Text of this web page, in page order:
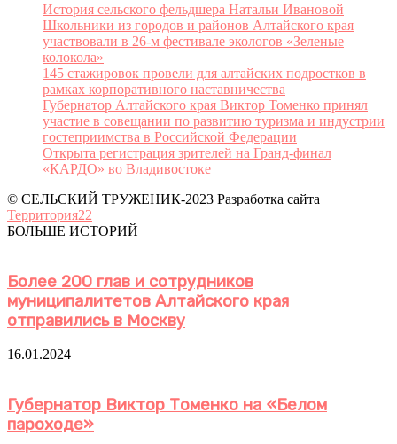
История сельского фельдшера Натальи Ивановой
Школьники из городов и районов Алтайского края
участвовали в 26-м фестивале экологов «Зеленые
колокола»
145 стажировок провели для алтайских подростков в
рамках корпоративного наставничества
Губернатор Алтайского края Виктор Томенко принял
участие в совещании по развитию туризма и индустрии
гостеприимства в Российской Федерации
Открыта регистрация зрителей на Гранд-финал
«КАРДО» во Владивостоке
© СЕЛЬСКИЙ ТРУЖЕНИК-2023 Разработка сайта
Территория22
БОЛЬШЕ ИСТОРИЙ
Более 200 глав и сотрудников
муниципалитетов Алтайского края
отправились в Москву
16.01.2024
Губернатор Виктор Томенко на «Белом
пароходе»